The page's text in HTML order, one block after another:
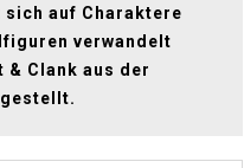
auf Charaktere
verwandelt
& Clank aus der